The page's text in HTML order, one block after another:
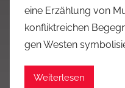
eine Erzählung von
konfliktreichen
gen Westen
Weiterlesen